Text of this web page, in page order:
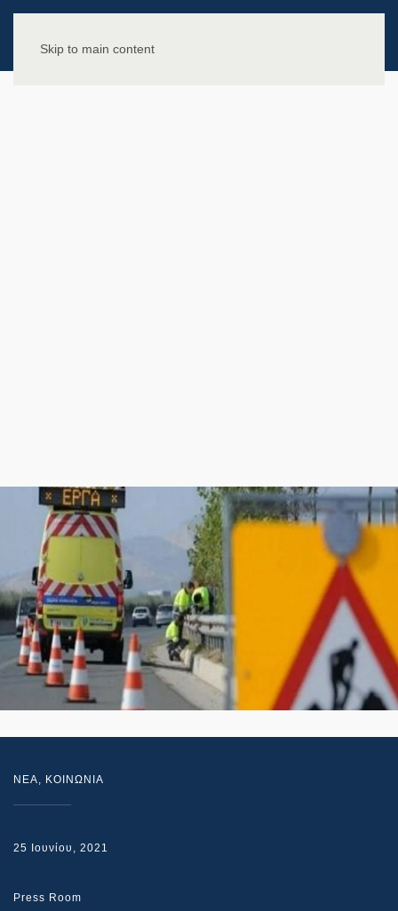
Skip to main content
NEA, ΚΟΙΝΩΝΙΑ
25 Ιουνίου, 2021
Press Room